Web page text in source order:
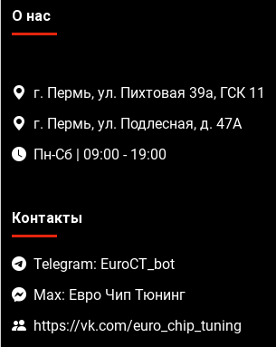
О нас
г. Пермь, ул. Пихтовая 39а, ГСК 11
г. Пермь, ул. Подлесная, д. 47А
Пн-Сб | 09:00 - 19:00
Контакты
Telegram: EuroCT_bot
Max: Евро Чип Тюнинг
https://vk.com/euro_chip_tuning